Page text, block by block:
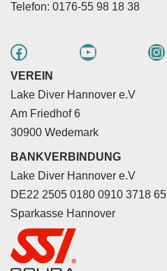
Telefon: 0176-55 98 18 38
VEREIN
Lake Diver Hannover e.V
Am Friedhof 6
30900 Wedemark
BANKVERBINDUNG
Lake Diver Hannover e.V
DE22 2505 0180 0910 3718 65
Sparkasse Hannover